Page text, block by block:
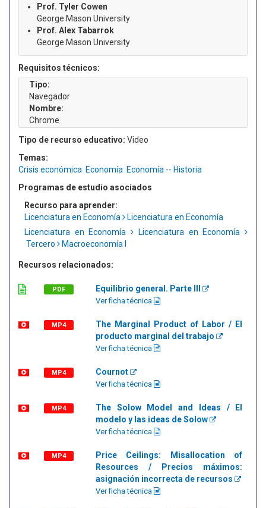
Prof. Tyler Cowen
George Mason University
Prof. Alex Tabarrok
George Mason University
Requisitos técnicos:
Tipo:
Navegador
Nombre:
Chrome
Tipo de recurso educativo: Video
Temas:
Crisis económica Economía Economía -- Historia
Programas de estudio asociados
Recurso para aprender:
Licenciatura en Economía
Licenciatura en Economía
Licenciatura en Economía
Licenciatura en Economía
Tercero
Macroeconomía I
Recursos relacionados:
PDF Equilibrio general. Parte III
Ver ficha técnica
MP4
The Marginal Product of Labor / El
producto marginal del trabajo
Ver ficha técnica
MP4 Cournot
Ver ficha técnica
MP4
The Solow Model and Ideas / El
modelo y las ideas de Solow
Ver ficha técnica
MP4
Price Ceilings: Misallocation of
Resources / Precios máximos:
asignación incorrecta de recursos
Ver ficha técnica